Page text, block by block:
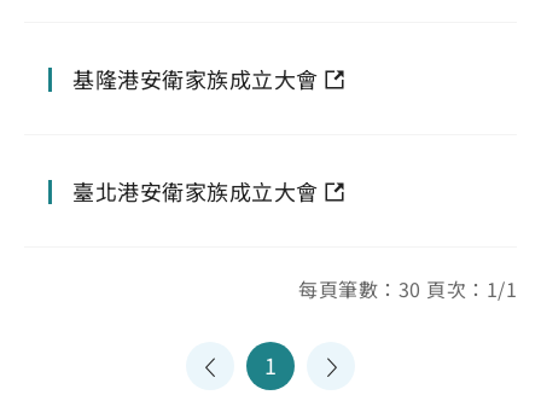
基隆港安衛家族成立大會
臺北港安衛家族成立大會
每頁筆數：30 頁次：1/1
1